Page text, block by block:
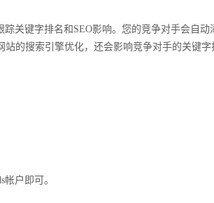
踪关键字排名和SEO影响。您的竞争对手会自
的搜索引擎优化，还会影响竞争对手的关键字
帐户即可。